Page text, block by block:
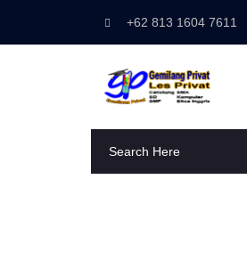
+62 813 1604 7611